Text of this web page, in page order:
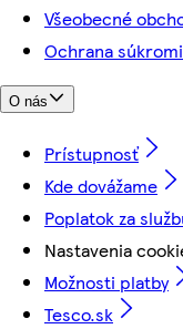
Všeobecné
Ochrana
O nás
Prístupnosť
Kde dovážame
Poplatok za
Nastavenia
Možnosti platby
Tesco.sk